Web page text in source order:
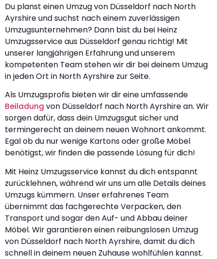
Du planst einen Umzug von Düsseldorf nach North
Ayrshire und suchst nach einem zuverlässigen
Umzugsunternehmen? Dann bist du bei Heinz
Umzugsservice aus Düsseldorf genau richtig! Mit
unserer langjährigen Erfahrung und unserem
kompetenten Team stehen wir dir bei deinem Umzug
in jeden Ort in North Ayrshire zur Seite.
Als Umzugsprofis bieten wir dir eine umfassende
Beiladung von Düsseldorf nach North Ayrshire an. Wir
sorgen dafür, dass dein Umzugsgut sicher und
termingerecht an deinem neuen Wohnort ankommt.
Egal ob du nur wenige Kartons oder große Möbel
benötigst, wir finden die passende Lösung für dich!
Mit Heinz Umzugsservice kannst du dich entspannt
zurücklehnen, während wir uns um alle Details deines
Umzugs kümmern. Unser erfahrenes Team
übernimmt das fachgerechte Verpacken, den
Transport und sogar den Auf- und Abbau deiner
Möbel. Wir garantieren einen reibungslosen Umzug
von Düsseldorf nach North Ayrshire, damit du dich
schnell in deinem neuen Zuhause wohlfühlen kannst.